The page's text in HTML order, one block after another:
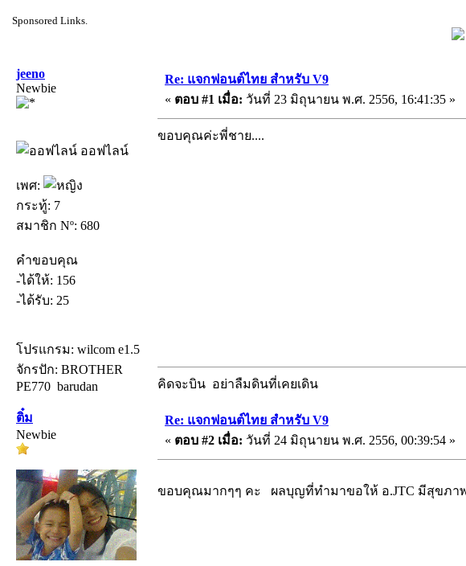
Sponsored Links.
jeeno
Newbie
ออฟไลน์
เพศ:
กระทู้: 7
สมาชิก Nº: 680
คำขอบคุณ
-ได้ให้: 156
-ได้รับ: 25
โปรแกรม: wilcom e1.5
จักรปัก: BROTHER
PE770 barudan
Re: แจกฟอนต์ไทย สำหรับ V9
« ตอบ #1 เมื่อ: วันที่ 23 มิถุนายน พ.ศ. 2556, 16:41:35 »
ขอบคุณค่ะพี่ชาย....
คิดจะบิน อย่าลืมดินที่เคยเดิน
ติ๋ม
Newbie
Re: แจกฟอนต์ไทย สำหรับ V9
« ตอบ #2 เมื่อ: วันที่ 24 มิถุนายน พ.ศ. 2556, 00:39:54 »
ขอบคุณมากๆๆ คะ ผลบุญที่ทำมาขอให้ อ.JTC มีสุขภา